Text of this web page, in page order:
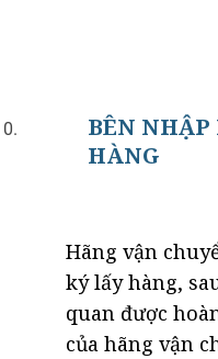
BÊN
HÀNG
Hãng vận
ký lấy hàng,
quan được
của hãng vận